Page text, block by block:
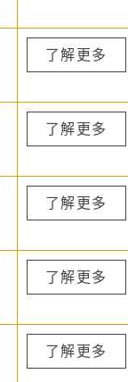
了解更多
了解更多
了解更多
了解更多
了解更多